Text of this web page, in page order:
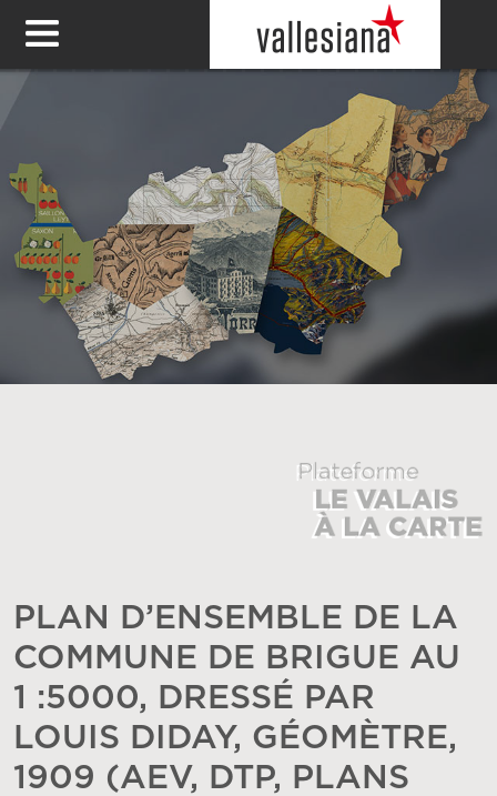
PLAN D’ENSEMBLE DE LA
COMMUNE DE BRIGUE AU
1 :5000, DRESSÉ PAR
LOUIS DIDAY, GÉOMÈTRE,
1909 (AEV, DTP, PLANS